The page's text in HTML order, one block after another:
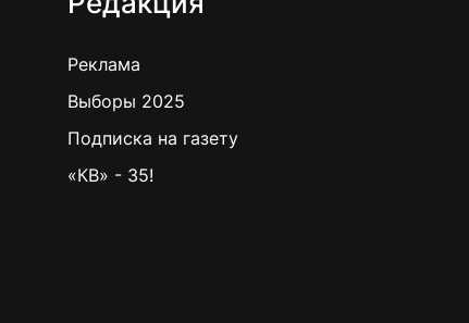
Реклама
Выборы 2025
Подписка на газету
«КВ» - 35!